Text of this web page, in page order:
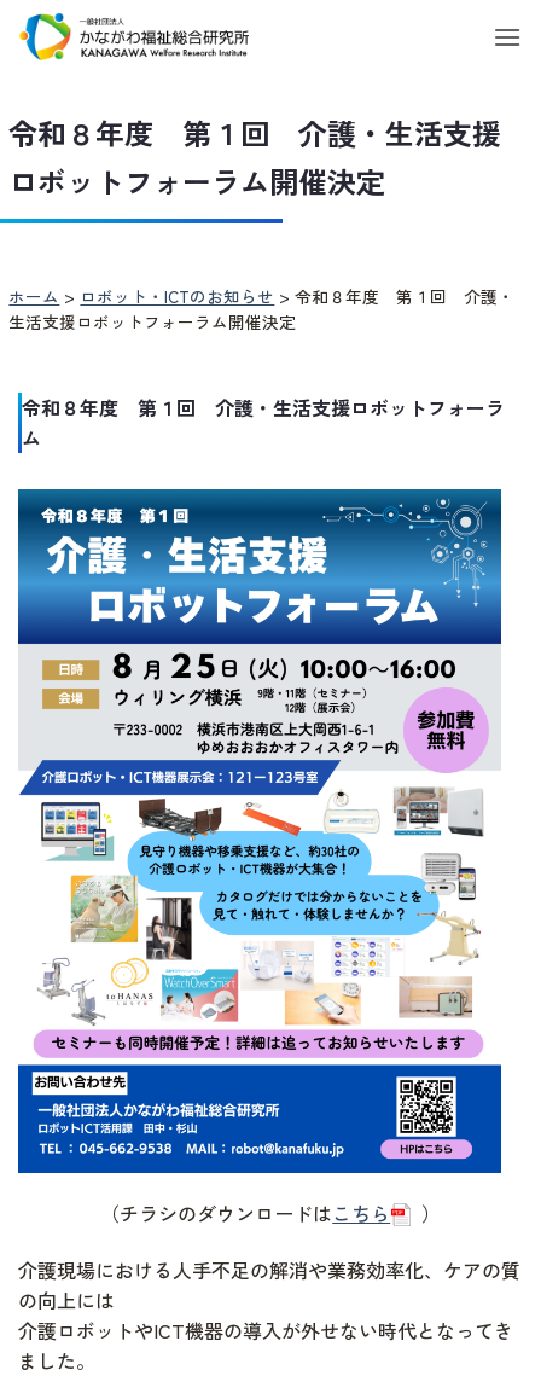
Skip
令和８年度 第１回 介護・生活支援
ロボットフォーラム開催決定
ホーム > ロボット・ICTのお知らせ >令和８年度 第１回 介護・
生活支援ロボットフォーラム開催決定
令和８年度 第１回 介護・生活支援ロボットフォーラ
ム
（チラシのダウンロードはこちら
）
介護現場における人手不足の解消や業務効率化、ケアの質
の向上には
介護ロボットやICT機器の導入が外せない時代となってき
ました。